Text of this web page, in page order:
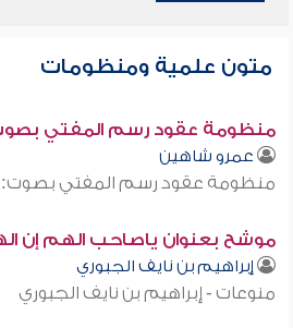
متون علمية ومنظومات
منظومة عقود رسم المفتي
عمرو شاهين
منظومة عقود رسم المفتي بصوت:
موشح بعنوان ياصاحب الهم إن
إبراهيم بن نايف الجبوري
منوعات - إبراهيم بن نايف الجبوري